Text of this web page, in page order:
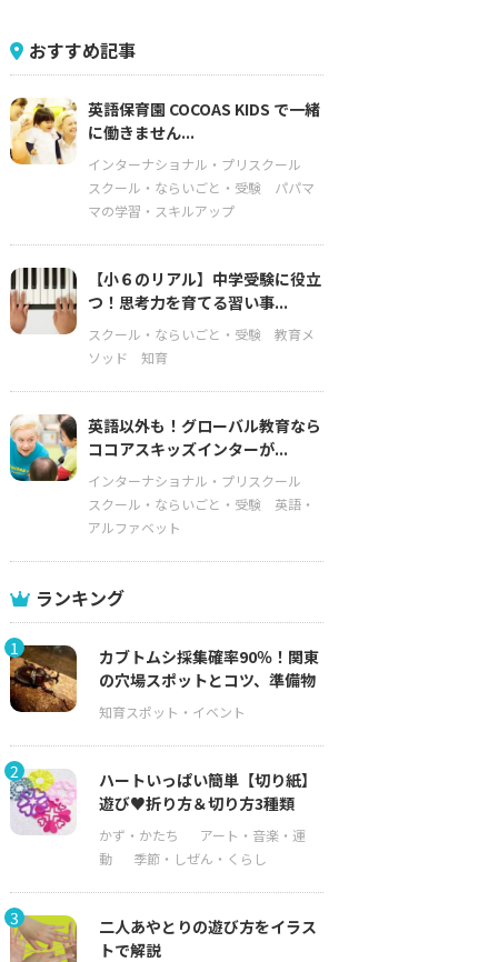
おすすめ記事
英語保育園 COCOAS KIDS で一緒
に働きません...
インターナショナル・プリスクール
スクール・ならいごと・受験
パパマ
マの学習・スキルアップ
【小６のリアル】中学受験に役立
つ！思考力を育てる習い事...
スクール・ならいごと・受験
教育メ
ソッド
知育
英語以外も！グローバル教育なら
ココアスキッズインターが...
インターナショナル・プリスクール
スクール・ならいごと・受験
英語・
アルファベット
ランキング
1
カブトムシ採集確率90％！関東
の穴場スポットとコツ、準備物
2
ハートいっぱい簡単【切り紙】
遊び♥折り方＆切り方3種類
3
二人あやとりの遊び方をイラス
トで解説